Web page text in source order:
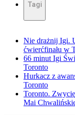
Tagi
Nie drażnij Igi.
ćwierćfinału w
66 minut Igi
Toronto
Hurkacz z
Toronto
Toronto.
Mai